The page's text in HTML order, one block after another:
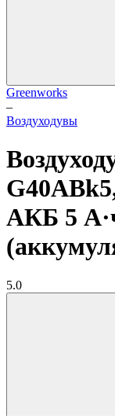
Greenworks
–
Воздуходувы
АКБ 5
5.0